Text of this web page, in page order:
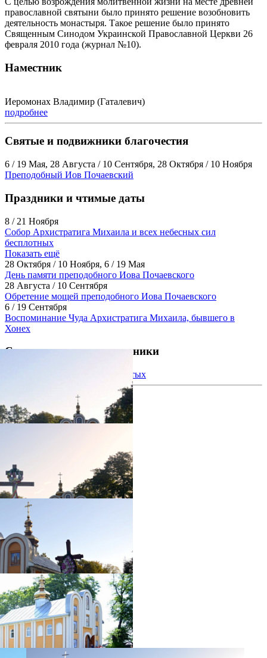
православной святыни было принято решение возобновить
деятельность монастыря. Такое решение было принято
Священным Синодом Украинской Православной Церкви 26
февраля 2010 года (журнал №10).
Наместник
Иеромонах Владимир (Гаталевич)
подробнее
Святые и подвижники благочестия
6 / 19 Мая, 28 Августа / 10 Сентября, 28 Октября / 10 Ноября
Преподобный Иов Почаевский
Праздники и чтимые даты
8 / 21 Ноября
Собор Архистратига Михаила и всех небесных сил
бесплотных
Показать ещё
28 Октября / 10 Ноября, 6 / 19 Мая
День памяти преподобного Иова Почаевского
28 Августа / 10 Сентября
Обретение мощей преподобного Иова Почаевского
6 / 19 Сентября
Воспоминание Чуда Архистратига Михаила, бывшего в
Хонех
Святыни и святые источники
Ковчег с частицами мощей святых
фотогалерея